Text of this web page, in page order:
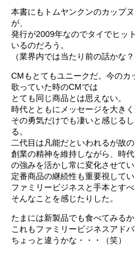
本書にもトムヤンクンのカップ
が、
発行が2009年なのでタイでヒッ
いるのだろう。
（業界内では当たり前の話かな？
CMもとてもユニークだ。今の
歌っていた時のCMでは
とても同じ商品とは思えない。
時代とともにメッセージを大きく
その勇気だけでも凄いと感じる
る。
二代目は凡能だといわれるが故
創業の精神を維持しながら、時
の強みを活かし常に変化させてい
定番商品の継続性も重要視してい
ファミリービジネスと手本とす
そんなことを感じたりした。
たまには新製品でも食べてみるか
これもファミリービジネスアド
ちょっと違うかな・・・（笑）